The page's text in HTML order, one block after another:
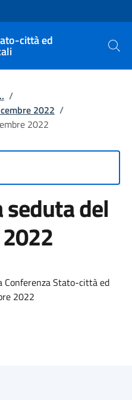
città ed
Cerca
/
2022 /
2022
del
Conferenza Stato-città ed
2022